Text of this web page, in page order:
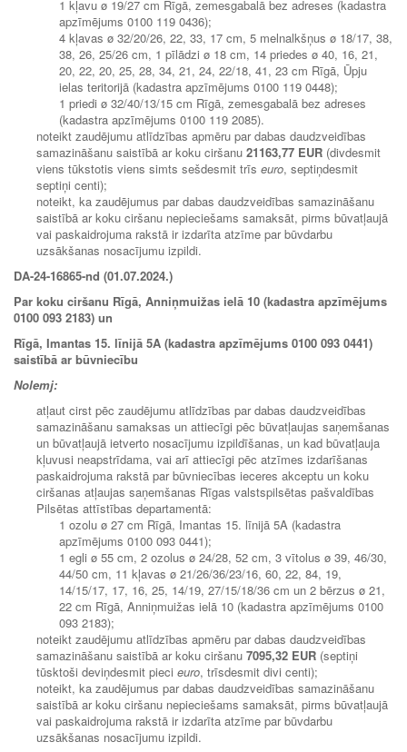
1 kļavu ø 19/27 cm Rīgā, zemesgabalā bez adreses (kadastra
apzīmējums 0100 119 0436);
4 kļavas ø 32/20/26, 22, 33, 17 cm, 5 melnalkšņus ø 18/17, 38,
38, 26, 25/26 cm, 1 pīlādzi ø 18 cm, 14 priedes ø 40, 16, 21,
20, 22, 20, 25, 28, 34, 21, 24, 22/18, 41, 23 cm Rīgā, Ūpju
ielas teritorijā (kadastra apzīmējums 0100 119 0448);
1 priedi ø 32/40/13/15 cm Rīgā, zemesgabalā bez adreses
(kadastra apzīmējums 0100 119 2085).
noteikt zaudējumu atlīdzības apmēru par dabas daudzveidības
samazināšanu saistībā ar koku ciršanu 21163,77 EUR (divdesmit
viens tūkstotis viens simts sešdesmit trīs euro, septiņdesmit
septiņi centi);
noteikt, ka zaudējumus par dabas daudzveidības samazināšanu
saistībā ar koku ciršanu nepieciešams samaksāt, pirms būvatļaujā
vai paskaidrojuma rakstā ir izdarīta atzīme par būvdarbu
uzsākšanas nosacījumu izpildi.
DA-24-16865-nd (01.07.2024.)
Par koku ciršanu Rīgā, Anniņmuižas ielā 10 (kadastra apzīmējums
0100 093 2183) un
Rīgā, Imantas 15. līnijā 5A (kadastra apzīmējums 0100 093 0441)
saistībā ar būvniecību
Nolemj:
atļaut cirst pēc zaudējumu atlīdzības par dabas daudzveidības
samazināšanu samaksas un attiecīgi pēc būvatļaujas saņemšanas
un būvatļaujā ietverto nosacījumu izpildīšanas, un kad būvatļauja
kļuvusi neapstrīdama, vai arī attiecīgi pēc atzīmes izdarīšanas
paskaidrojuma rakstā par būvniecības ieceres akceptu un koku
ciršanas atļaujas saņemšanas Rīgas valstspilsētas pašvaldības
Pilsētas attīstības departamentā:
1 ozolu ø 27 cm Rīgā, Imantas 15. līnijā 5A (kadastra
apzīmējums 0100 093 0441);
1 egli ø 55 cm, 2 ozolus ø 24/28, 52 cm, 3 vītolus ø 39, 46/30,
44/50 cm, 11 kļavas ø 21/26/36/23/16, 60, 22, 84, 19,
14/15/17, 17, 16, 25, 14/19, 27/15/18/36 cm un 2 bērzus ø 21,
22 cm Rīgā, Anniņmuižas ielā 10 (kadastra apzīmējums 0100
093 2183);
noteikt zaudējumu atlīdzības apmēru par dabas daudzveidības
samazināšanu saistībā ar koku ciršanu 7095,32 EUR (septiņi
tūsktoši deviņdesmit pieci euro, trīsdesmit divi centi);
noteikt, ka zaudējumus par dabas daudzveidības samazināšanu
saistībā ar koku ciršanu nepieciešams samaksāt, pirms būvatļaujā
vai paskaidrojuma rakstā ir izdarīta atzīme par būvdarbu
uzsākšanas nosacījumu izpildi.